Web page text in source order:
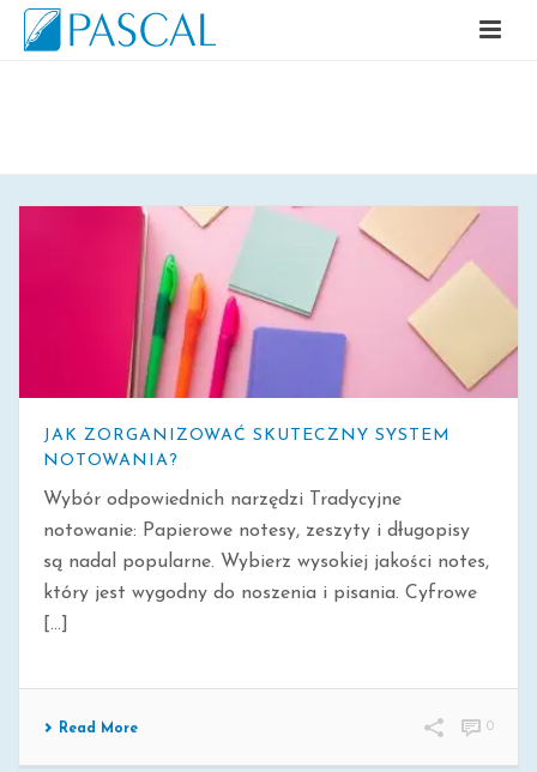
JAK ZORGANIZOWAĆ SKUTECZNY SYSTEM
NOTOWANIA?
Wybór odpowiednich narzędzi Tradycyjne
notowanie: Papierowe notesy, zeszyty i długopisy
są nadal popularne. Wybierz wysokiej jakości notes,
który jest wygodny do noszenia i pisania. Cyfrowe
[...]
Read More 0